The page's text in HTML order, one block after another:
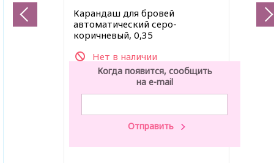
Карандаш для бровей
автоматический серо-
коричневый, 0,35
Нет в наличии
Когда появится, сообщить
на e-mail